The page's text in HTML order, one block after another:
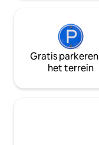
Gratis
het terrein